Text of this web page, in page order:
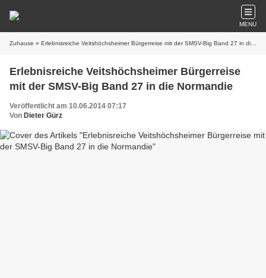
MENU
Zuhause » Erlebnisreiche Veitshöchsheimer Bürgerreise mit der SMSV-Big Band 27 in die Normandie
Erlebnisreiche Veitshöchsheimer Bürgerreise
mit der SMSV-Big Band 27 in die Normandie
Veröffentlicht am 10.06.2014 07:17
Von Dieter Gürz